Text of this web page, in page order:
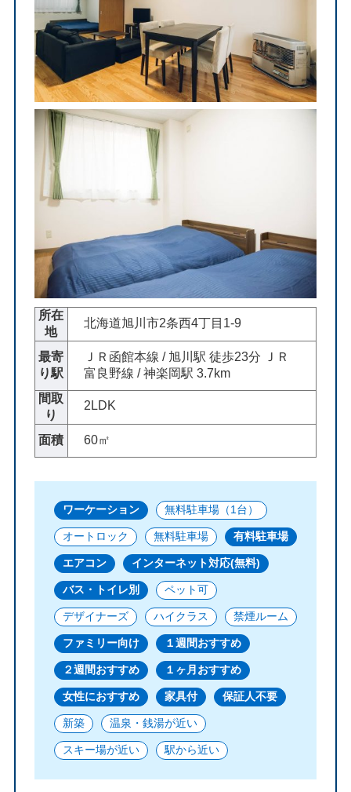
所在
地
北海道旭川市2条西4丁目1-9
最寄
り駅
ＪＲ函館本線 / 旭川駅 徒歩23分 ＪＲ
富良野線 / 神楽岡駅 3.7km
間取
り
2LDK
面積 60㎡
ワーケーション 無料駐車場（1台）
オートロック 無料駐車場 有料駐車場
エアコン インターネット対応(無料)
バス・トイレ別 ペット可
デザイナーズ ハイクラス 禁煙ルーム
ファミリー向け １週間おすすめ
２週間おすすめ １ヶ月おすすめ
女性におすすめ 家具付 保証人不要
新築 温泉・銭湯が近い
スキー場が近い 駅から近い